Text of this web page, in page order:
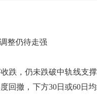
整仍待走强
，仍未跌破中轨线支
回撤，下方30日或60日